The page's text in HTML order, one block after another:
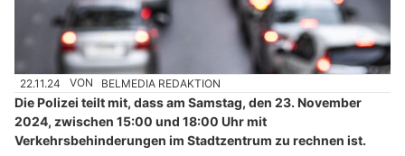
22.11.24 VON BELMEDIA REDAKTION
Die Polizei teilt mit, dass am Samstag, den 23. November
2024, zwischen 15:00 und 18:00 Uhr mit
Verkehrsbehinderungen im Stadtzentrum zu rechnen ist.